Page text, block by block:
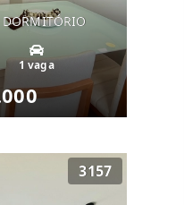
DORMITÓRIO
1 vaga
3157